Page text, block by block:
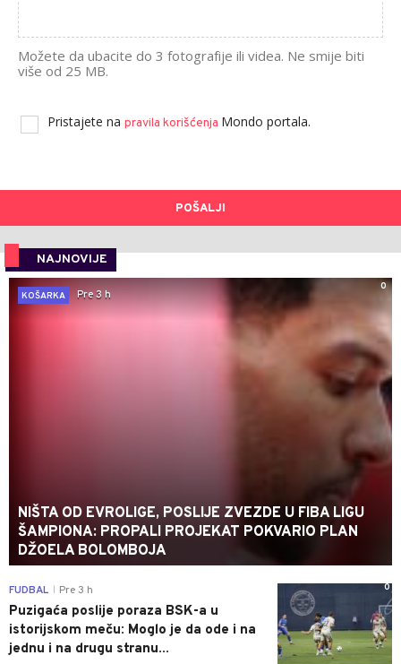
Možete da ubacite do 3 fotografije ili videa. Ne smije biti
više od 25 MB.
Pristajete na pravila korišćenja Mondo portala.
POŠALJI
NAJNOVIJE
0
KOŠARKA
Pre 3 h
NIŠTA OD EVROLIGE, POSLIJE ZVEZDE U FIBA LIGU
ŠAMPIONA: PROPALI PROJEKAT POKVARIO PLAN
DŽOELA BOLOMBOJA
0
FUDBAL Pre 3 h
Puzigaća poslije poraza BSK-a u
istorijskom meču: Moglo je da ode i na
jednu i na drugu stranu...